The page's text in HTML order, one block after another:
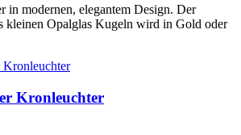
in modernen, elegantem Design. Der
kleinen Opalglas Kugeln wird in Gold oder
Kronleuchter